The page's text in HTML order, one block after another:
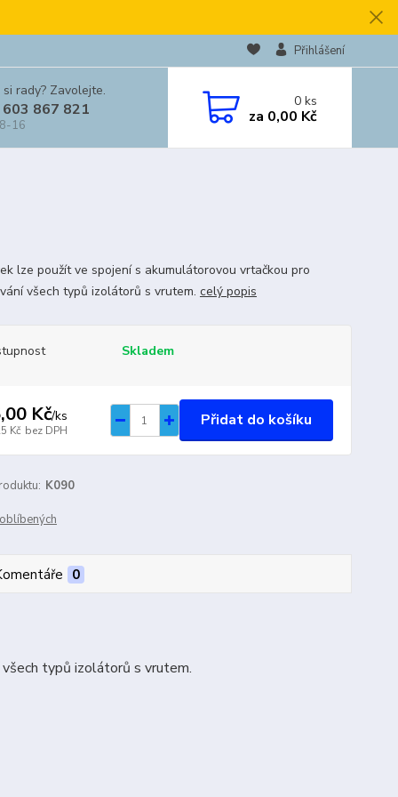
Přihlášení
rady? Zavolejte.
867 821
16
0ks
za 0,00 Kč
lze použít ve spojení s akumulátorovou vrtačkou pro
všech typů izolátorů s vrutem. celý popis
Skladem
Kč/ks
Kč bez DPH
Přidat do košíku
K090
0
typů izolátorů s vrutem.